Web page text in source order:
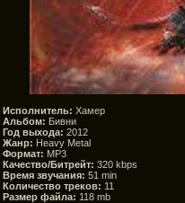
Исполнитель: Хамер
Альбом: Бивни
Год выхода: 2012
Жанр: Heavy Metal
Формат: MP3
Качество/Битрейт: 320 kbps
Время звучания: 51 min
Количество треков: 11
Размер файла: 118 mb